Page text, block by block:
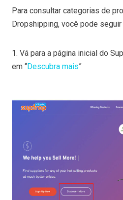
Para consultar categorias de
Dropshipping, você pode
1. Vá para a página inicial do
em “Descubra mais”